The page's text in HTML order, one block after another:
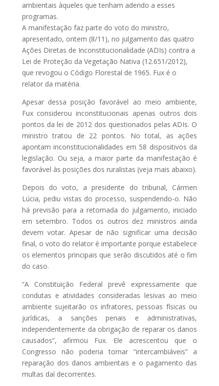
ambientais àqueles que tenham aderido a esses
programas.
A manifestação faz parte do voto do ministro,
apresentado, ontem (8/11), no julgamento das quatro
Ações Diretas de Inconstitucionalidade (ADIs) contra a
Lei de Proteção da Vegetação Nativa (12.651/2012),
que revogou o Código Florestal de 1965. Fux é o
relator da matéria.
Apesar dessa posição favorável ao meio ambiente,
Fux considerou inconstitucionais apenas outros dois
pontos da lei de 2012 dos questionados pelas ADIs. O
ministro tratou de 22 pontos. No total, as ações
apontam inconstitucionalidades em 58 dispositivos da
legislação. Ou seja, a maior parte da manifestação é
favorável às posições dos ruralistas (veja mais abaixo).
Depois do voto, a presidente do tribunal, Cármen
Lúcia, pediu vistas do processo, suspendendo-o. Não
há previsão para a retomada do julgamento, iniciado
em setembro. Todos os outros dez ministros ainda
devem votar. Apesar de não significar uma decisão
final, o voto do relator é importante porque estabelece
os elementos principais que serão discutidos até o fim
do caso.
“A Constituição Federal prevê expressamente que
condutas e atividades consideradas lesivas ao meio
ambiente sujeitarão os infratores, pessoas físicas ou
jurídicas, a sanções penais e administrativas,
independentemente da obrigação de reparar os danos
causados”, afirmou Fux. Ele acrescentou que o
Congresso não poderia tornar “intercambiáveis” a
reparação dos danos ambientais e o pagamento das
multas daí decorrentes.